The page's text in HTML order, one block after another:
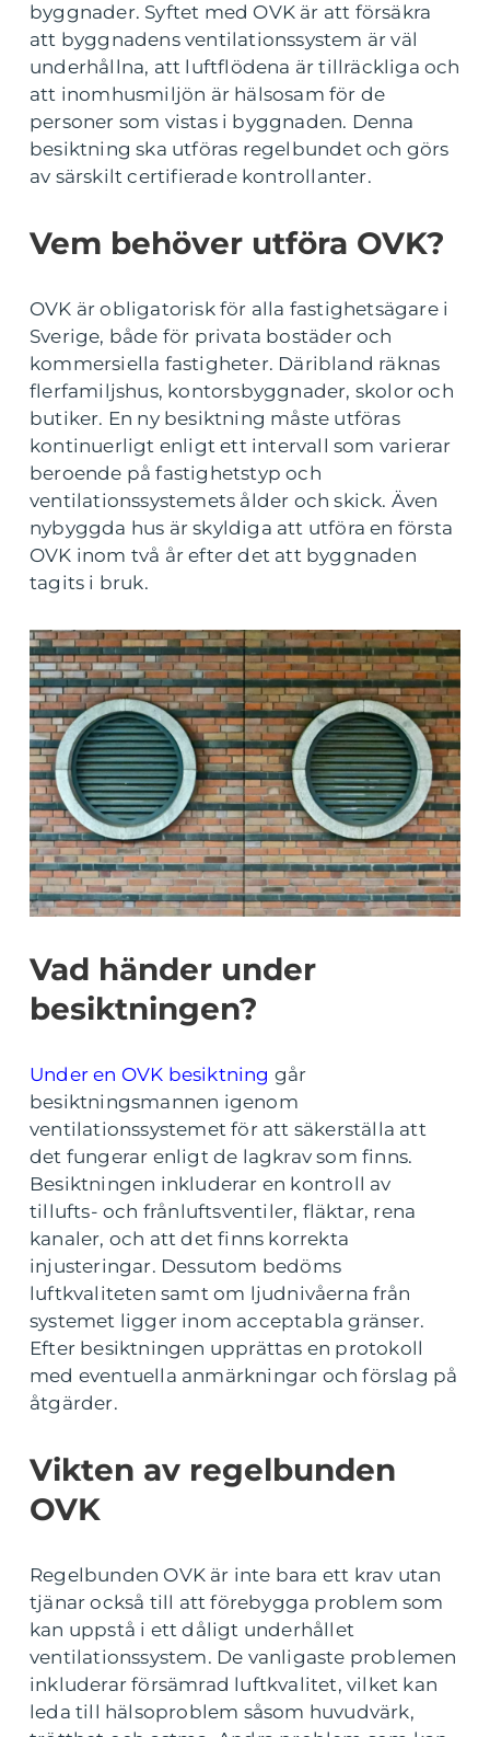
byggnader. Syftet med OVK är att försäkra
att byggnadens ventilationssystem är väl
underhållna, att luftflödena är tillräckliga och
att inomhusmiljön är hälsosam för de
personer som vistas i byggnaden. Denna
besiktning ska utföras regelbundet och görs
av särskilt certifierade kontrollanter.
Vem behöver utföra OVK?
OVK är obligatorisk för alla fastighetsägare i
Sverige, både för privata bostäder och
kommersiella fastigheter. Däribland räknas
flerfamiljshus, kontorsbyggnader, skolor och
butiker. En ny besiktning måste utföras
kontinuerligt enligt ett intervall som varierar
beroende på fastighetstyp och
ventilationssystemets ålder och skick. Även
nybyggda hus är skyldiga att utföra en första
OVK inom två år efter det att byggnaden
tagits i bruk.
Vad händer under
besiktningen?
Under en OVK besiktning går
besiktningsmannen igenom
ventilationssystemet för att säkerställa att
det fungerar enligt de lagkrav som finns.
Besiktningen inkluderar en kontroll av
tillufts- och frånluftsventiler, fläktar, rena
kanaler, och att det finns korrekta
injusteringar. Dessutom bedöms
luftkvaliteten samt om ljudnivåerna från
systemet ligger inom acceptabla gränser.
Efter besiktningen upprättas en protokoll
med eventuella anmärkningar och förslag på
åtgärder.
Vikten av regelbunden
OVK
Regelbunden OVK är inte bara ett krav utan
tjänar också till att förebygga problem som
kan uppstå i ett dåligt underhållet
ventilationssystem. De vanligaste problemen
inkluderar försämrad luftkvalitet, vilket kan
leda till hälsoproblem såsom huvudvärk,